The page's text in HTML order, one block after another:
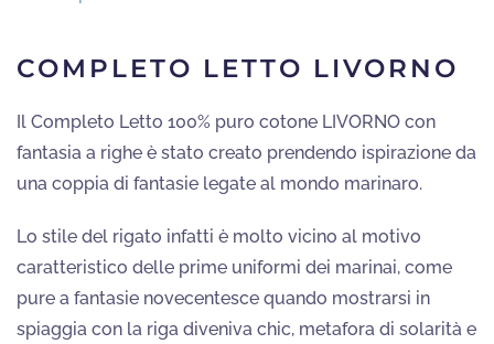
COMPLETO LETTO LIVORNO
Il Completo Letto 100% puro cotone LIVORNO con
fantasia a righe è stato creato prendendo ispirazione da
una coppia di fantasie legate al mondo marinaro.
Lo stile del rigato infatti è molto vicino al motivo
caratteristico delle prime uniformi dei marinai, come
pure a fantasie novecentesce quando mostrarsi in
spiaggia con la riga diveniva chic, metafora di solarità e